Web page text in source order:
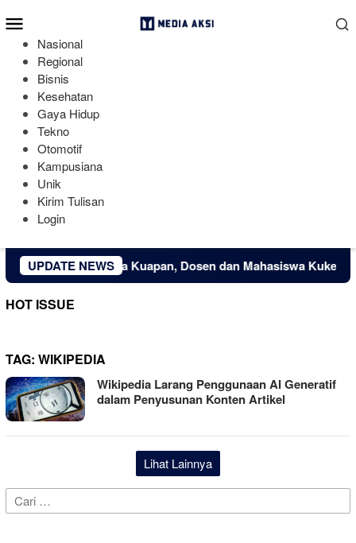
ke
kontenMobile
Nasional
Regional
Bisnis
Kesehatan
Gaya Hidup
Tekno
Otomotif
Kampusiana
Unik
Kirim Tulisan
Login
UPDATE NEWS
Kreatif Desa Kuapan, Dosen dan Mahasiswa Kukerta
HOT ISSUE
TAG: WIKIPEDIA
Wikipedia Larang Penggunaan AI Generatif
dalam Penyusunan Konten Artikel
Lihat Lainnya
Cari
untuk: